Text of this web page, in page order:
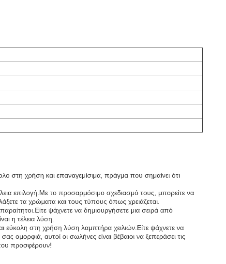
στη χρήση και επαναγεμίσιμα, πράγμα που σημαίνει ότι
επιλογή.Με το προσαρμόσιμο σχεδιασμό τους, μπορείτε να
τα χρώματα και τους τύπους όπως χρειάζεται.
ψάχνετε να δημιουργήσετε μια σειρά από
η τέλεια λύση.
εύκολη στη χρήση λύση λαμπτήρα χειλιών.Είτε ψάχνετε να
αυτοί οι σωλήνες είναι βέβαιοι να ξεπεράσει τις
προσφέρουν!